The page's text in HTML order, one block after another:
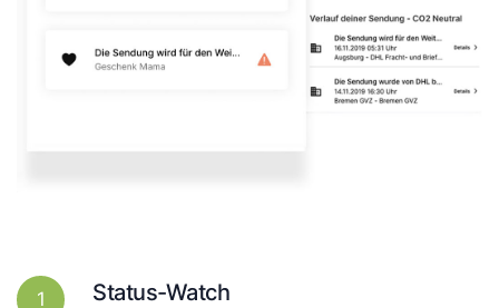
1 Status-Watch